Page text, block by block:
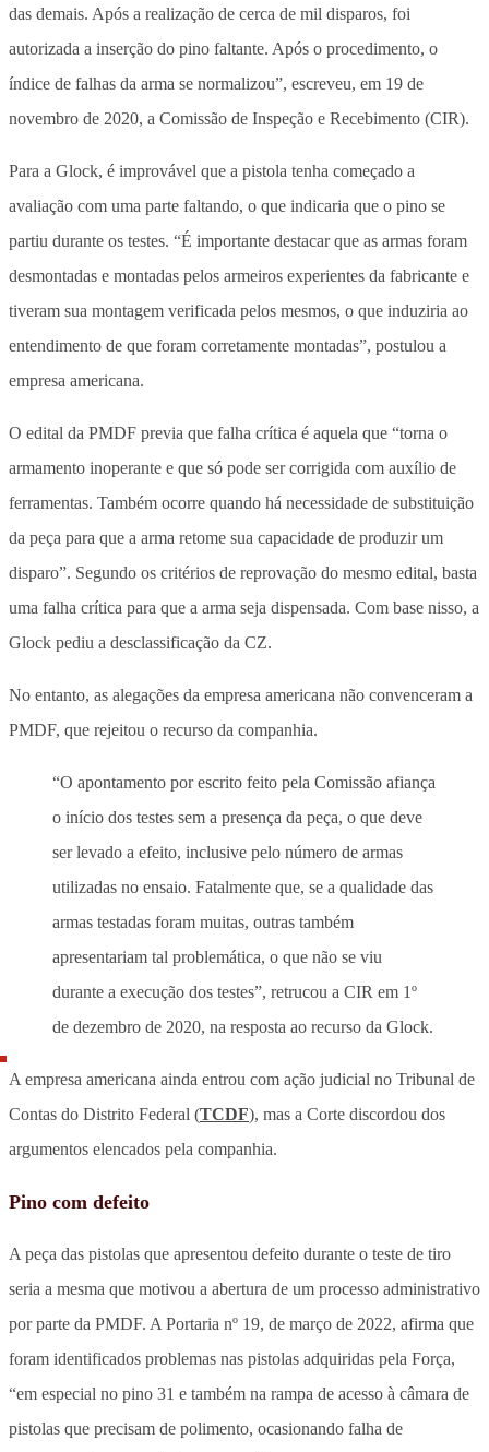
das demais. Após a realização de cerca de mil disparos, foi
autorizada a inserção do pino faltante. Após o procedimento, o
índice de falhas da arma se normalizou”, escreveu, em 19 de
novembro de 2020, a Comissão de Inspeção e Recebimento (CIR).
Para a Glock, é improvável que a pistola tenha começado a
avaliação com uma parte faltando, o que indicaria que o pino se
partiu durante os testes. “É importante destacar que as armas foram
desmontadas e montadas pelos armeiros experientes da fabricante e
tiveram sua montagem verificada pelos mesmos, o que induziria ao
entendimento de que foram corretamente montadas”, postulou a
empresa americana.
O edital da PMDF previa que falha crítica é aquela que “torna o
armamento inoperante e que só pode ser corrigida com auxílio de
ferramentas. Também ocorre quando há necessidade de substituição
da peça para que a arma retome sua capacidade de produzir um
disparo”. Segundo os critérios de reprovação do mesmo edital, basta
uma falha crítica para que a arma seja dispensada. Com base nisso, a
Glock pediu a desclassificação da CZ.
No entanto, as alegações da empresa americana não convenceram a
PMDF, que rejeitou o recurso da companhia.
“O apontamento por escrito feito pela Comissão afiança
o início dos testes sem a presença da peça, o que deve
ser levado a efeito, inclusive pelo número de armas
utilizadas no ensaio. Fatalmente que, se a qualidade das
armas testadas foram muitas, outras também
apresentariam tal problemática, o que não se viu
durante a execução dos testes”, retrucou a CIR em 1º
de dezembro de 2020, na resposta ao recurso da Glock.
A empresa americana ainda entrou com ação judicial no Tribunal de
Contas do Distrito Federal (TCDF), mas a Corte discordou dos
argumentos elencados pela companhia.
Pino com defeito
A peça das pistolas que apresentou defeito durante o teste de tiro
seria a mesma que motivou a abertura de um processo administrativo
por parte da PMDF. A Portaria nº 19, de março de 2022, afirma que
foram identificados problemas nas pistolas adquiridas pela Força,
“em especial no pino 31 e também na rampa de acesso à câmara de
pistolas que precisam de polimento, ocasionando falha de